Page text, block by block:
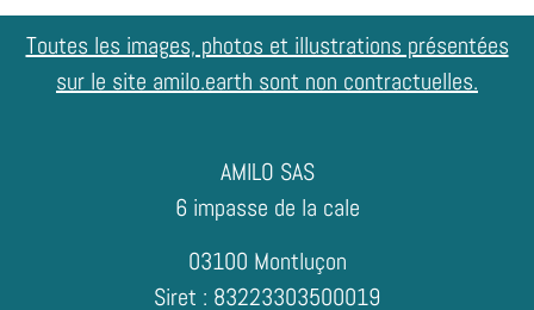
Toutes les images, photos et illustrations présentées
sur le site amilo.earth sont non contractuelles.
AMILO SAS
6 impasse de la cale
03100 Montluçon
Siret : 83223303500019